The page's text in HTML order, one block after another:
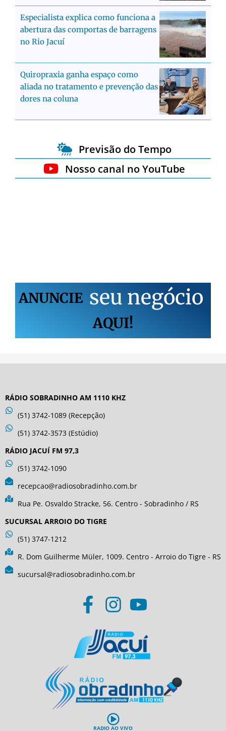
Especialista explica como funciona a
abertura das comportas de barragens
no Rio Jacuí
Quiropraxia ganha espaço como
aliada no tratamento e prevenção das
dores na coluna
Previsão do Tempo
Nosso canal no YouTube
ANUNCIE seu negócio
AQUI!
RÁDIO SOBRADINHO AM 1110 KHZ
(51) 3742-1089 (Recepção)
(51) 3742-3573 (Estúdio)
RÁDIO JACUÍ FM 97,3
(51) 3742-1090
recepcao@radiosobradinho.com.br
Rua Pe. Osvaldo Stracke, 56. Centro - Sobradinho / RS
SUCURSAL ARROIO DO TIGRE
(51) 3747-1212
R. Dom Guilherme Müler, 1009. Centro - Arroio do Tigre - RS
sucursal@radiosobradinho.com.br
RADIO AO VIVO